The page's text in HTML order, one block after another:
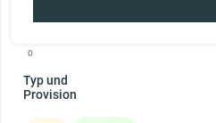
0
Typ und
Provision